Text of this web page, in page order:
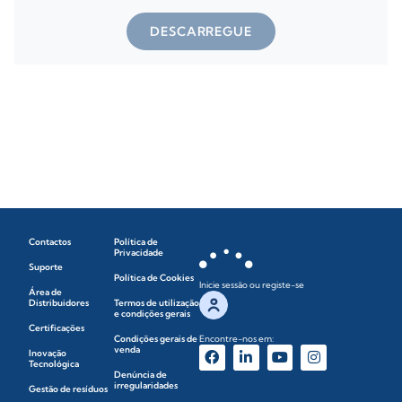
DESCARREGUE
Contactos
Suporte
Área de
Distribuidores
Certificações
Inovação
Tecnológica
Gestão de resíduos
Política de
Privacidade
Política de Cookies
Termos de utilização
e condições gerais
Condições gerais de
venda
Denúncia de
irregularidades
Inicie sessão ou registe-se
Encontre-nos em: